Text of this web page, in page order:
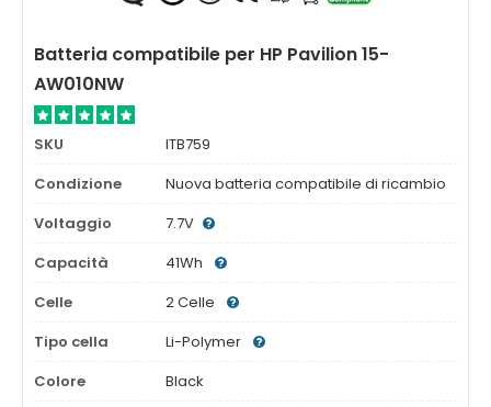
Batteria compatibile per HP Pavilion 15-
AW010NW
SKU
ITB759
Condizione
Nuova batteria compatibile di ricambio
Voltaggio
7.7V
Capacità
41Wh
Celle
2 Celle
Tipo cella
Li-Polymer
Colore
Black